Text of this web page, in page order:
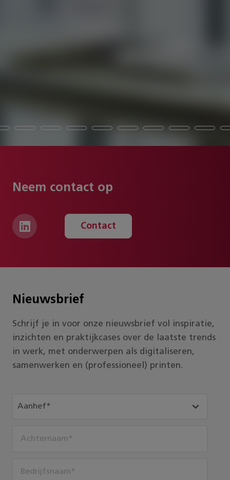
Neem contact op
Contact
Nieuwsbrief
Schrijf je in voor onze nieuwsbrief vol inspiratie,
inzichten en praktijkcases over de laatste trends
in werk, met onderwerpen als digitaliseren,
samenwerken en (professioneel) printen.